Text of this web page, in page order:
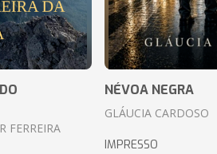
FERREIRA
NÉVOA NEGRA
GLÁUCIA CARDOSO
IMPRESSO